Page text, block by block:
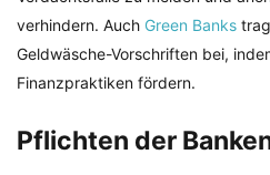
verhindern. Auch Green Banks
Geldwäsche-Vorschriften bei,
Finanzpraktiken fördern.
Pflichten der